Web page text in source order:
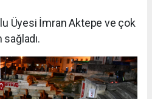
Üyesi İmran Aktepe ve çok
sağladı.